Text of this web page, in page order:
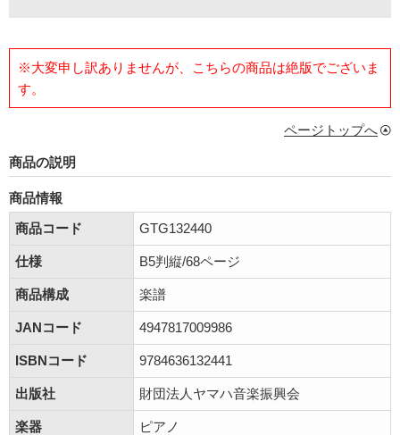
※大変申し訳ありませんが、こちらの商品は絶版でございま
す。
ページトップへ
商品の説明
商品情報
商品コード
GTG132440
仕様 B5判縦/68ページ
商品構成 楽譜
JANコード 4947817009986
ISBNコード 9784636132441
出版社 財団法人ヤマハ音楽振興会
楽器 ピアノ